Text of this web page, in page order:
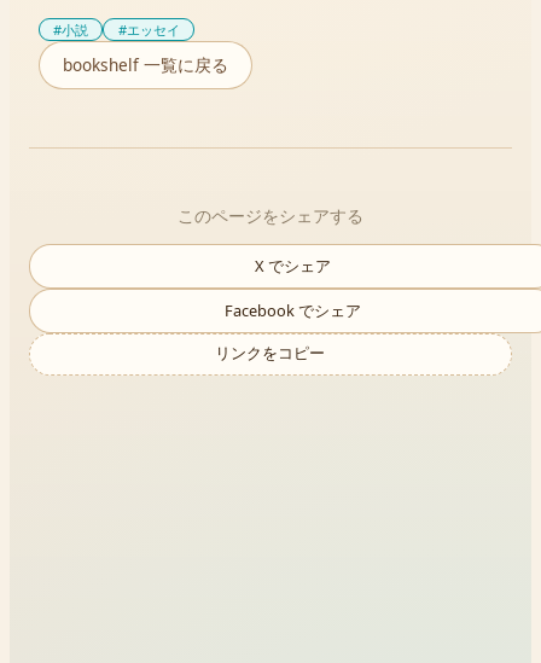
#小説 #エッセイ
bookshelf 一覧に戻る
このページをシェアする
X でシェア
Facebook でシェア
リンクをコピー